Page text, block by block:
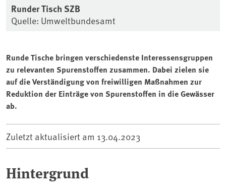
Runder Tisch SZB
Quelle: Umweltbundesamt
Runde Tische bringen verschiedenste Interessensgruppen
zu relevanten Spurenstoffen zusammen. Dabei zielen sie
auf die Verständigung von freiwilligen Maßnahmen zur
Reduktion der Einträge von Spurenstoffen in die Gewässer
ab.
Zuletzt aktualisiert am 13.04.2023
Hintergrund